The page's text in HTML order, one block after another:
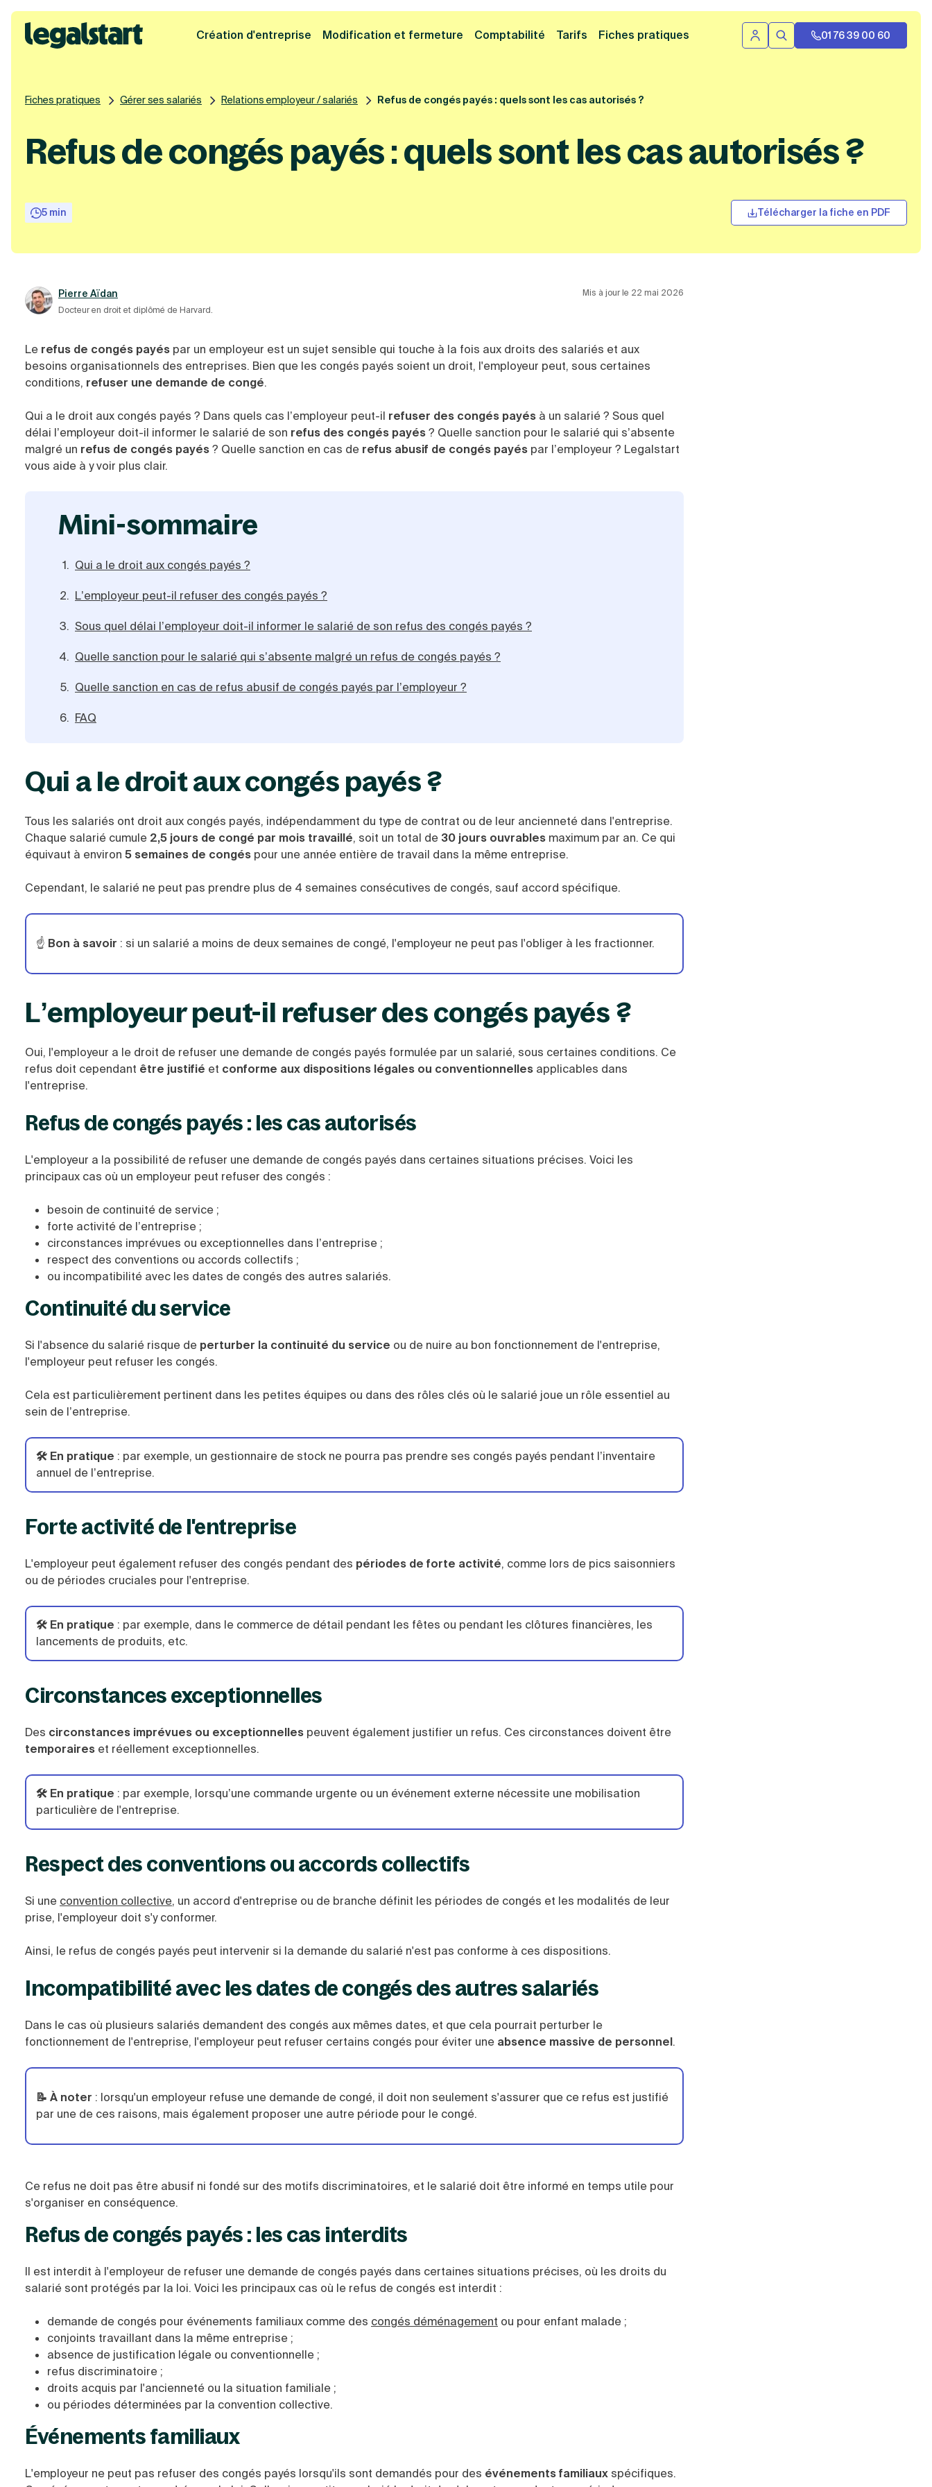
Cliquez ici pour reprendre votre démarche Fermer la bannière
Legalstart
Création d'entreprise Modification et fermeture Comptabilité Tarifs Fiches pratiques Se connecter
Rechercher01 76 39 00 60
Fiches pratiques Gérer ses salariés Relations employeur / salariés Refus de congés payés : quels sont les cas autorisés ?
Refus de congés payés : quels sont les cas autorisés ?
5 min Télécharger la fiche en PDF
Pierre Aïdan
Docteur en droit et diplômé de Harvard.
Mis à jour le 22 mai 2026
Le refus de congés payés par un employeur est un sujet sensible qui touche à la fois aux droits des salariés et aux
besoins organisationnels des entreprises. Bien que les congés payés soient un droit, l'employeur peut, sous certaines
conditions, refuser une demande de congé.
Qui a le droit aux congés payés ? Dans quels cas l’employeur peut-il refuser des congés payés à un salarié ? Sous quel
délai l’employeur doit-il informer le salarié de son refus des congés payés? Quelle sanction pour le salarié qui s’absente
malgré un refus de congés payés? Quelle sanction en cas de refus abusif de congés payés par l’employeur ? Legalstart
vous aide à y voir plus clair.
mini-sommaire
Qui a le droit aux congés payés ?
L’employeur peut-il refuser des congés payés ?
Sous quel délai l’employeur doit-il informer le salarié de son refus des congés payés ?
Quelle sanction pour le salarié qui s’absente malgré un refus de congés payés ?
Quelle sanction en cas de refus abusif de congés payés par l’employeur ?
FAQ
Qui a le droit aux congés payés ?
Tous les salariés ont droit aux congés payés, indépendamment du type de contrat ou de leur ancienneté dans l'entreprise.
Chaque salarié cumule 2,5 jours de congé par mois travaillé, soit un total de 30 jours ouvrables maximum par an. Ce qui
équivaut à environ 5 semaines de congés pour une année entière de travail dans la même entreprise.
Cependant, le salarié ne peut pas prendre plus de 4 semaines consécutives de congés, sauf accord spécifique.
☝️ Bon à savoir : si un salarié a moins de deux semaines de congé, l'employeur ne peut pas l'obliger à les fractionner.
L’employeur peut-il refuser des congés payés ?
Oui, l'employeur a le droit de refuser une demande de congés payés formulée par un salarié, sous certaines conditions. Ce
refus doit cependant être justifié et conforme aux dispositions légales ou conventionnelles applicables dans
l'entreprise.
Refus de congés payés : les cas autorisés
L'employeur a la possibilité de refuser une demande de congés payés dans certaines situations précises. Voici les
principaux cas où un employeur peut refuser des congés :
besoin de continuité de service ;
forte activité de l’entreprise ;
circonstances imprévues ou exceptionnelles dans l’entreprise ;
respect des conventions ou accords collectifs ;
ou incompatibilité avec les dates de congés des autres salariés.
Continuité du service
Si l'absence du salarié risque de perturber la continuité du service ou de nuire au bon fonctionnement de l'entreprise,
l'employeur peut refuser les congés.
Cela est particulièrement pertinent dans les petites équipes ou dans des rôles clés où le salarié joue un rôle essentiel au
sein de l’entreprise.
🛠️ En pratique : par exemple, un gestionnaire de stock ne pourra pas prendre ses congés payés pendant l’inventaire
annuel de l’entreprise.
Forte activité de l'entreprise
L'employeur peut également refuser des congés pendant des périodes de forte activité, comme lors de pics saisonniers
ou de périodes cruciales pour l'entreprise.
🛠️ En pratique : par exemple, dans le commerce de détail pendant les fêtes ou pendant les clôtures financières, les
lancements de produits, etc.
Circonstances exceptionnelles
Des circonstances imprévues ou exceptionnelles peuvent également justifier un refus. Ces circonstances doivent être
temporaires et réellement exceptionnelles.
🛠️ En pratique : par exemple, lorsqu’une commande urgente ou un événement externe nécessite une mobilisation
particulière de l'entreprise.
Respect des conventions ou accords collectifs
Si une convention collective, un accord d'entreprise ou de branche définit les périodes de congés et les modalités de leur
prise, l'employeur doit s'y conformer.
Ainsi, le refus de congés payés peut intervenir si la demande du salarié n'est pas conforme à ces dispositions.
Incompatibilité avec les dates de congés des autres salariés
Dans le cas où plusieurs salariés demandent des congés aux mêmes dates, et que cela pourrait perturber le
fonctionnement de l'entreprise, l'employeur peut refuser certains congés pour éviter une absence massive de personnel.
📝 À noter : lorsqu'un employeur refuse une demande de congé, il doit non seulement s'assurer que ce refus est justifié
par une de ces raisons, mais également proposer une autre période pour le congé.
Ce refus ne doit pas être abusif ni fondé sur des motifs discriminatoires, et le salarié doit être informé en temps utile pour
s'organiser en conséquence.
Refus de congés payés : les cas interdits
Il est interdit à l'employeur de refuser une demande de congés payés dans certaines situations précises, où les droits du
salarié sont protégés par la loi. Voici les principaux cas où le refus de congés est interdit :
demande de congés pour événements familiaux comme des congés déménagement ou pour enfant malade ;
conjoints travaillant dans la même entreprise ;
absence de justification légale ou conventionnelle ;
refus discriminatoire ;
droits acquis par l'ancienneté ou la situation familiale ;
ou périodes déterminées par la convention collective.
Événements familiaux
L'employeur ne peut pas refuser des congés payés lorsqu'ils sont demandés pour des événements familiaux spécifiques.